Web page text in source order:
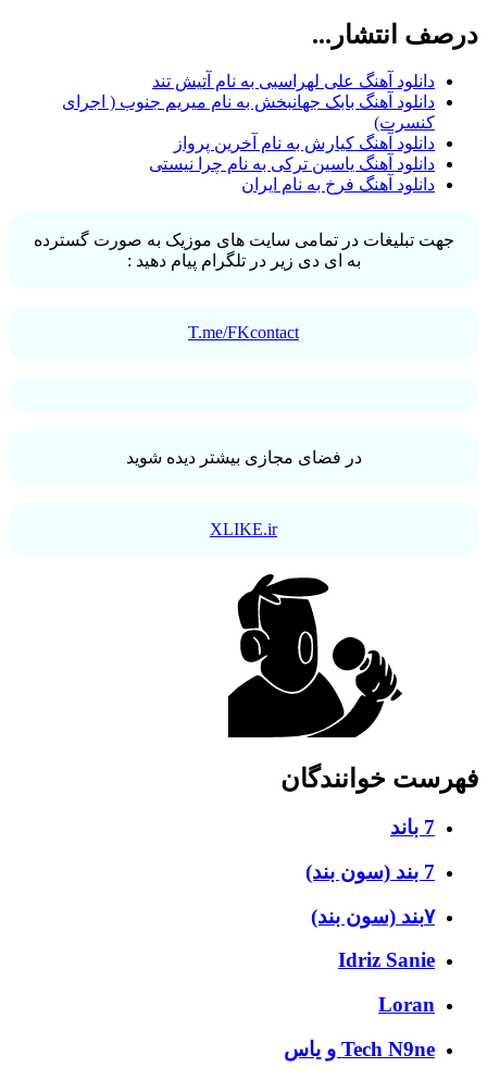
درصف انتشار...
دانلود آهنگ علی لهراسبی به نام آتیش تند
دانلود آهنگ بابک جهانبخش به نام میریم جنوب ( اجرای
کنسرت)
دانلود آهنگ کیارش به نام آخرین پرواز
دانلود آهنگ یاسین ترکی به نام چرا نیستی
دانلود آهنگ فرخ به نام ایران
جهت تبلیغات در تمامی سایت های موزیک به صورت گسترده
به ای دی زیر در تلگرام پیام دهید :
T.me/FKcontact
در فضای مجازی بیشتر دیده شوید
XLIKE.ir
فهرست خوانندگان
7 باند
7 بند (سون بند)
۷بند (سون بند)
Idriz Sanie
Loran
Tech N9ne و یاس